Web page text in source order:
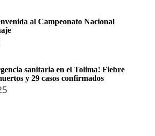
al Campeonato Nacional
sanitaria en el Tolima! Fiebre
y 29 casos confirmados